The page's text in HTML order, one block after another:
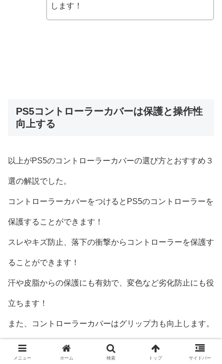
します！
PS5コントローラーカバーは保護と操作性
向上する
以上がPS5のコントローラーカバーの選び方とおすすめ３
選の解説でした。
コントローラーカバーをつけるとPS5のコントローラーを
保護することができます！
スレやキズ防止、落下の衝撃からコントローラーを保護す
ることができます！
汗や皮脂からの保護にも有効で、変色など劣化防止にも役
立ちます！
また、コントローラーカバーはグリップ力も向上します。
滑り止め効果で激しい動きでも滑らず、安定して操作が可
メニュー ホーム 検索 トップ サイドバー